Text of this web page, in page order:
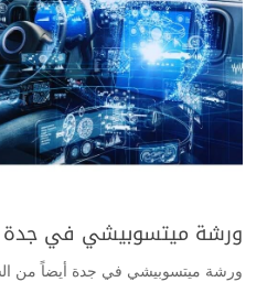
ورشة ميتسوبيشي في جدة
ورشة ميتسوبيشي في جدة أيضاً من